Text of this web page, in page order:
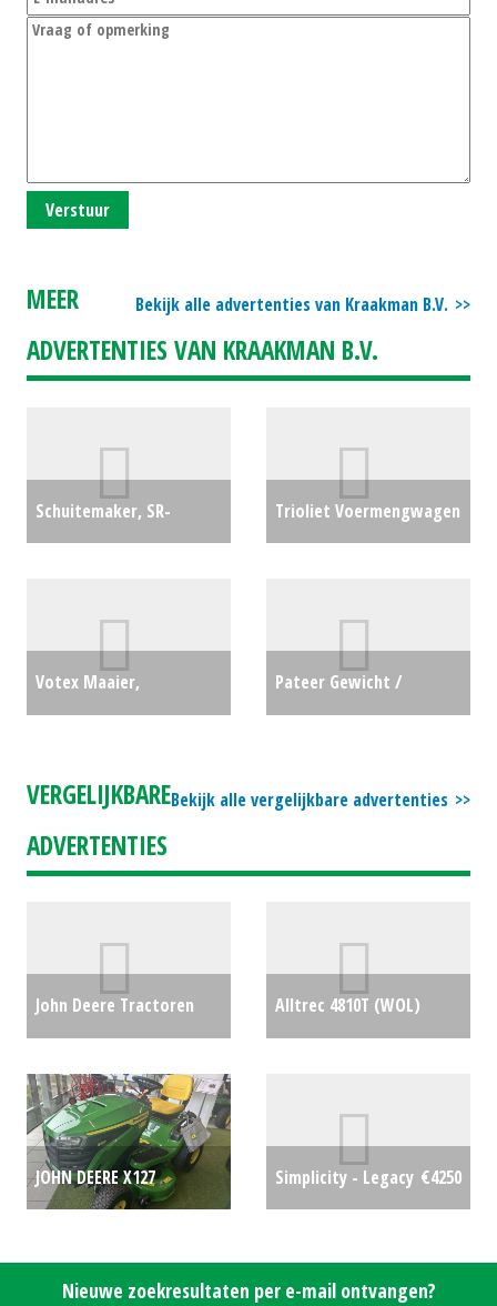
Verstuur
Bekijk alle advertenties van Kraakman B.V.
MEER
ADVERTENTIES VAN KRAAKMAN B.V.
Schuitemaker, SR-
Trioliet Voermengwagen
Votex Maaier,
Pateer Gewicht /
Bekijk alle vergelijkbare advertenties
VERGELIJKBARE
ADVERTENTIES
John Deere Tractoren
Alltrec 4810T (WOL)
JOHN DEERE X127
#781522
€0
Simplicity - Legacy €4250
Nieuwe zoekresultaten per e-mail ontvangen?